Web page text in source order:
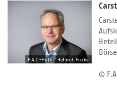
F.A.Z.-Foto / Helmut Fricke
©